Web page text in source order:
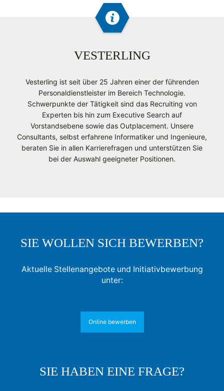
VESTERLING
Vesterling ist seit über 25 Jahren einer der führenden
Personaldienstleister im Bereich Technologie.
Schwerpunkte der Tätigkeit sind das Recruiting von
Experten bis hin zum Executive Search auf
Vorstandsebene sowie das Outplacement. Unsere
Consultants, selbst erfahrene Informatiker und Ingenieure,
beraten Sie in allen Karrierefragen und unterstützen Sie
bei der Auswahl geeigneter Positionen.
SIE WOLLEN SICH BEWERBEN?
Aktuelle Stellenangebote und Initiativbewerbung
unter:
Online bewerben
SIE HABEN EINE FRAGE?